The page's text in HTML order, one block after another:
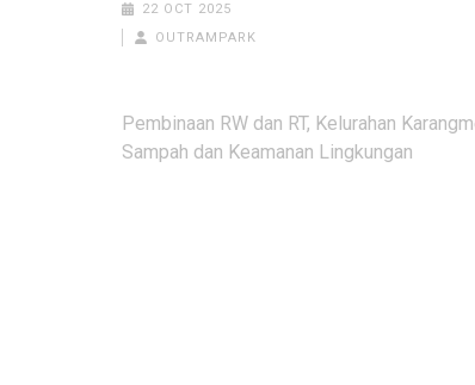
22 OCT 2025
OUTRAMPARK
Post
navigation
‎Pembinaan RW dan RT, Kelurahan
Sampah dan Keamanan Lingkungan